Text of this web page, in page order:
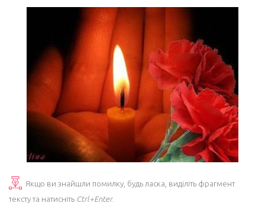
Якщо ви знайшли помилку, будь ласка, виділіть фрагмент
тексту та натисніть Ctrl+Enter.